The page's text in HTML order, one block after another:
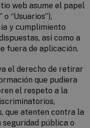
web asume el papel
“Usuarios”),
y cumplimiento
así como a
fuera de aplicación.
el derecho de retirar
que pudiera
el respeto a la
que atenten contra la
seguridad pública o